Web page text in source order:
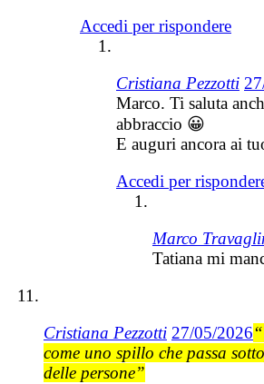
Accedi per rispondere
Cristiana Pezzotti
Marco. Ti saluta
abbraccio 😀
E auguri ancora ai
Accedi per
Marco
Tatiana mi
Cristiana Pezzotti 27/05/2026
come uno spillo che passa
delle persone”